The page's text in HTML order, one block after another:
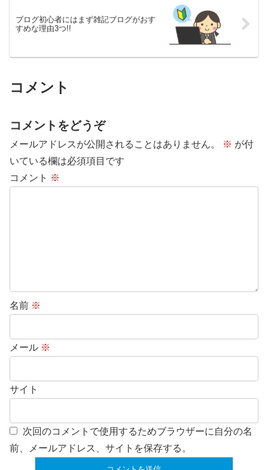
ブログ初心者にはまず雑記ブログがおす
すめな理由3つ!!
コメント
コメントをどうぞ
メールアドレスが公開されることはありません。 ※ が付
いている欄は必須項目です
コメント ※
名前 ※
メール ※
サイト
次回のコメントで使用するためブラウザーに自分の名
前、メールアドレス、サイトを保存する。